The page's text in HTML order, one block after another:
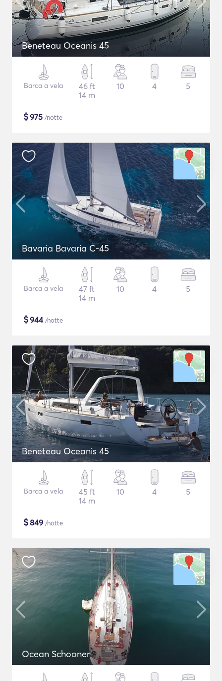
Beneteau Oceanis 45
Barca a vela
46 ft
14 m
10 4 5
$975 /notte
Bavaria Bavaria C-45
Barca a vela
47 ft
14 m
10 4 5
$944/notte
Beneteau Oceanis 45
Barca a vela
45 ft
14 m
10 4 5
$849 /notte
Ocean Schooner